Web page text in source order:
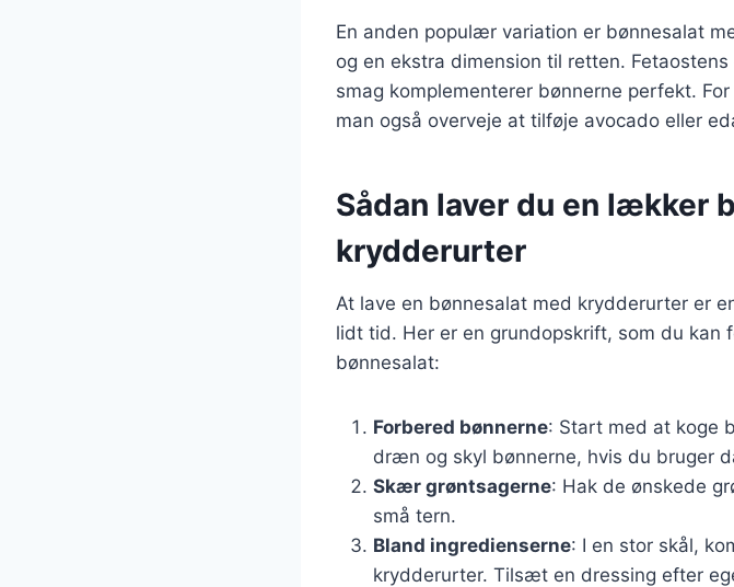
En anden populær variation er bønnesalat
og en ekstra dimension til retten.
smag komplementerer bønnerne perfekt.
man også overveje at tilføje avocado eller
Sådan laver du en lækker
krydderurter
At lave en bønnesalat med krydderurter er
lidt tid. Her er en grundopskrift, som du kan
bønnesalat:
Forbered bønnerne: Start med at koge
dræn og skyl bønnerne, hvis du bruger
Skær grøntsagerne: Hak de ønskede
små tern.
Bland ingredienserne: I en stor skål,
krydderurter. Tilsæt en dressing efter